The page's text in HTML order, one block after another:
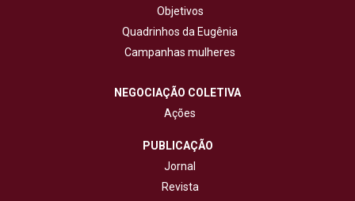
Objetivos
Quadrinhos da Eugênia
Campanhas mulheres
NEGOCIAÇÃO COLETIVA
Ações
PUBLICAÇÃO
Jornal
Revista